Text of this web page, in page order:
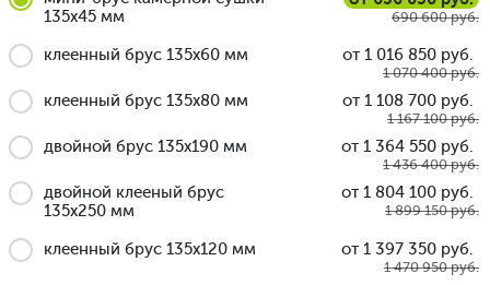
135x45 мм
690 600 руб.
клеенный брус 135x60 мм от 1 016 850 руб.
1 070 400 руб.
клеенный брус 135x80 мм от 1 108 700 руб.
1 167 100 руб.
двойной брус 135x190 мм от 1 364 550 руб.
1 436 400 руб.
двойной клееный брус
135x250 мм
от 1 804 100 руб.
1 899 150 руб.
клеенный брус 135x120 мм от 1 397 350 руб.
1 470 950 руб.